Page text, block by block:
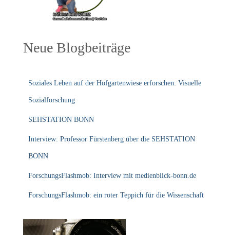
Neue Blogbeiträge
Soziales Leben auf der Hofgartenwiese erforschen: Visuelle
Sozialforschung
SEHSTATION BONN
Interview: Professor Fürstenberg über die SEHSTATION
BONN
ForschungsFlashmob: Interview mit medienblick-bonn.de
ForschungsFlashmob: ein roter Teppich für die Wissenschaft